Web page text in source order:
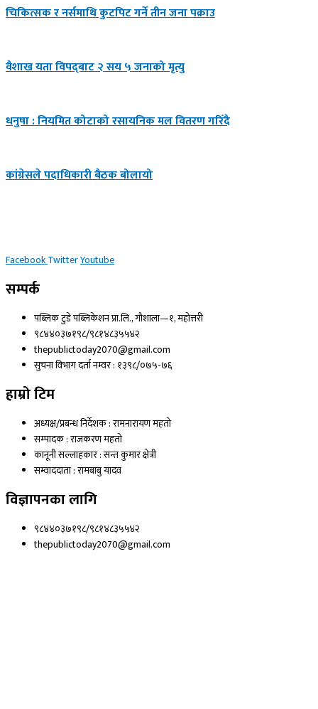
चिकित्सक र नर्समाथि कुटपिट गर्ने तीन जना पक्राउ
वैशाख यता विपद्‌बाट २ सय ५ जनाको मृत्यु
धनुषा : नियमित कोटाको रसायनिक मल वितरण गरिँदै
कांग्रेसले पदाधिकारी बैठक बोलायो
FacebookTwitterYoutube
सम्पर्क
पब्लिक टुडे पब्लिकेशन प्रा.लि., गौशाला—१, महोत्तरी
९८४४०३७१९८/९८१४८३५५४२
thepublictoday2070@gmail.com
सुचना विभाग दर्ता नम्वर : १३९८/०७५-७६
हाम्रो टिम
अध्यक्ष/प्रबन्ध निर्देशक : रामनारायण महतो
सम्पादक : राजकरण महतो
कानूनी सल्लाहकार : सन्त कुमार क्षेत्री
सम्वाददाता : रामबाबु यादव
विज्ञापनका लागि
९८४४०३७१९८/९८१४८३५५४२
thepublictoday2070@gmail.com